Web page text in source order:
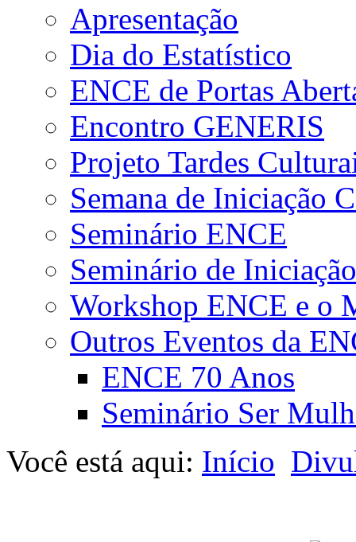
Apresentação
Dia do Estatístico
ENCE de Portas
Encontro GENERIS
Projeto Tardes
Semana de Iniciação
Seminário ENCE
Seminário de
Workshop ENCE e o
Outros Eventos da
ENCE 70 Anos
Seminário Ser
Você está aqui: Início